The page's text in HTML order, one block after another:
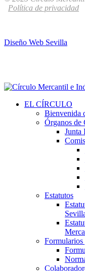
Política de privacidad
Diseño Web Sevilla
EL CÍRCULO
Bienvenida
Órganos de
Junta
Estatutos